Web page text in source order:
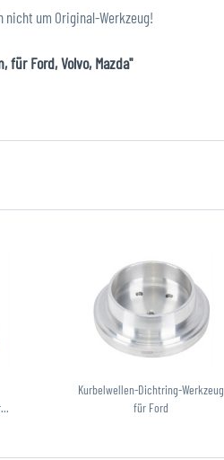
nicht um Original-Werkzeug!
Ford, Volvo, Mazda"
Kurbelwellen-Dichtring-Werkzeug
für Ford